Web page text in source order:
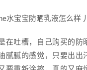
在吐槽，自己购买的防
腻腻的感觉，只要出出